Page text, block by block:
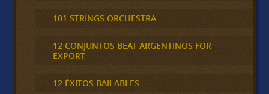
101 STRINGS ORCHESTRA
12 CONJUNTOS BEAT ARGENTINOS FOR
EXPORT
12 ÉXITOS BAILABLES